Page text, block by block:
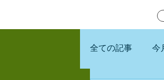
全ての記事 今